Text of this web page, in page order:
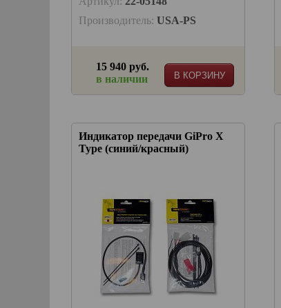
Производитель: USA-PS
В КОРЗИНУ
15 940 руб.
в наличии
Индикатор передачи GiPro X
Type (синий/красный)